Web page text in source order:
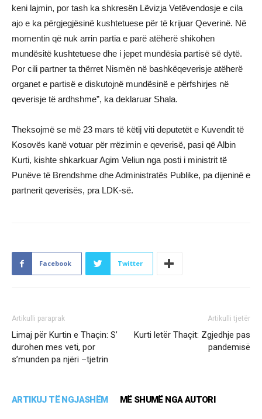
keni lajmin, por tash ka shkresën Lëvizja Vetëvendosje e cila
ajo e ka përgjegjësinë kushtetuese për të krijuar Qeverinë. Në
momentin që nuk arrin partia e parë atëherë shikohen
mundësitë kushtetuese dhe i jepet mundësia partisë së dytë.
Por cili partner ta thërret Nismën në bashkëqeverisje atëherë
organet e partisë e diskutojnë mundësinë e përfshirjes në
qeverisje të ardhshme”, ka deklaruar Shala.
Theksojmë se më 23 mars të këtij viti deputetët e Kuvendit të
Kosovës kanë votuar për rrëzimin e qeverisë, pasi që Albin
Kurti, kishte shkarkuar Agim Veliun nga posti i ministrit të
Punëve të Brendshme dhe Administratës Publike, pa dijeninë e
partnerit qeverisës, pra LDK-së.
Facebook Twitter
Artikulli paraprak
Limaj për Kurtin e Thaçin: S’
durohen mes veti, por
s’munden pa njëri –tjetrin
Artikulli tjetër
Kurti letër Thaçit: Zgjedhje pas
pandemisë
ARTIKUJ TË NGJASHËM MË SHUMË NGA AUTORI